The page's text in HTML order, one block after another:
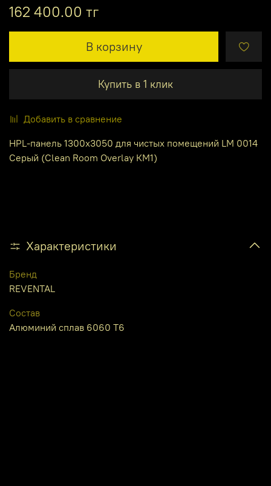
162 400.00 тг
В корзину
Купить в 1 клик
Добавить в сравнение
HPL-панель 1300х3050 для чистых помещений LM 0014
Серый (Clean Room Overlay КМ1)
Характеристики
Бренд
REVENTAL
Состав
Алюминий сплав 6060 Т6